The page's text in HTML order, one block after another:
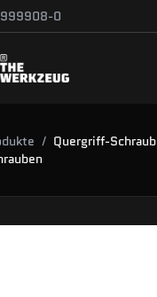
0
/ Quergriff-